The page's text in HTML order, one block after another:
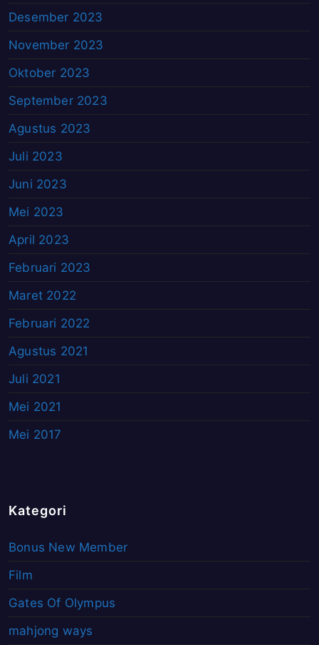
Desember 2023
November 2023
Oktober 2023
September 2023
Agustus 2023
Juli 2023
Juni 2023
Mei 2023
April 2023
Februari 2023
Maret 2022
Februari 2022
Agustus 2021
Juli 2021
Mei 2021
Mei 2017
Kategori
Bonus New Member
Film
Gates Of Olympus
mahjong ways